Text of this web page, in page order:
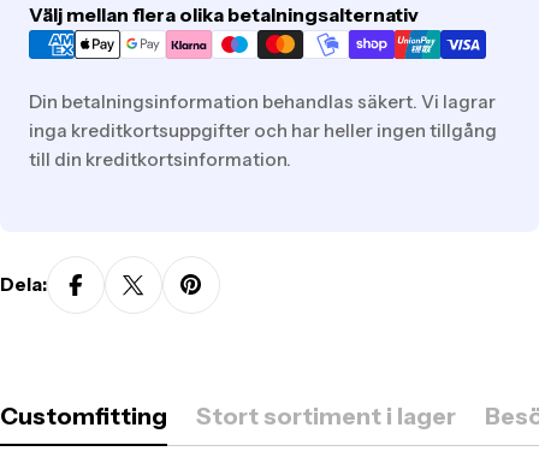
Välj mellan flera olika betalningsalternativ
Translation
missing:
Din betalningsinformation behandlas säkert. Vi lagrar
inga kreditkortsuppgifter och har heller ingen tillgång
till din kreditkortsinformation.
Dela:
Customfitting Stort sortiment i lager